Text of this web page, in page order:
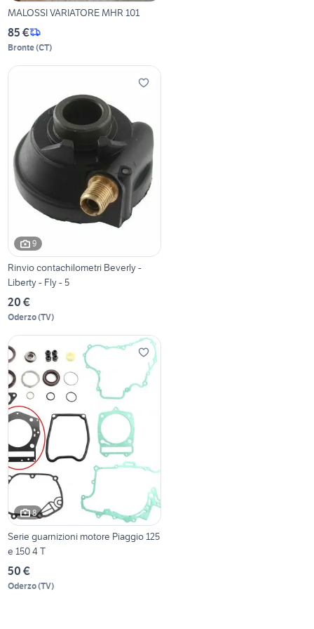
MALOSSI VARIATORE MHR 101
85 €
Bronte(CT)
9
Rinvio contachilometri Beverly -
Liberty - Fly - 5
20 €
Oderzo(TV)
8
Serie guarnizioni motore Piaggio 125
e 150 4 T
50 €
Oderzo(TV)